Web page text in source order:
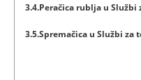
3.4.Peračica rublja u
3.5.Spremačica u Službi